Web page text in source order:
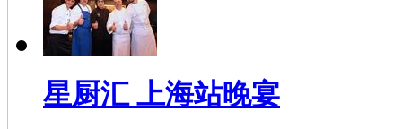
星厨汇 上海站晚宴